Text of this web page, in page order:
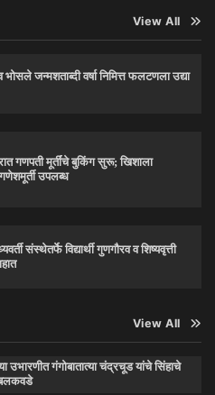
View All
भोसले जन्मशताब्दी वर्षा निमित्त फलटणला उद्या
गणपती मूर्तींचे बुकिंग सुरू; खिशाला
उपलब्ध
संस्थेतर्फे विद्यार्थी गुणगौरव व शिष्यवृत्ती
View All
उभारणीत गंगोबातात्या चंद्रचूड यांचे सिंहाचे
बलकवडे